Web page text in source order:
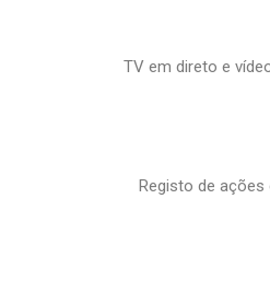
TV em direto e
Registo de ações